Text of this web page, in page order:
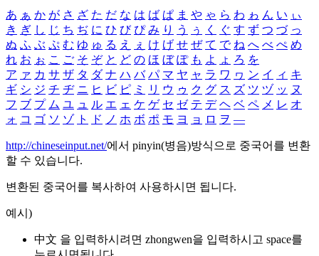
あ ぁ か が さ ざ た だ な は ば ぱ ま や ゃ ら わ ゎ ん い ぃ
き ぎ し じ ち ぢ に ひ び ぴ み り う ぅ く ぐ す ず つ づ っ
ぬ ふ ぶ ぷ む ゆ ゅ る え ぇ け げ せ ぜ て で ね へ べ ぺ め
れ お ぉ こ ご そ ぞ と ど の ほ ぼ ぽ も よ ょ ろ を
ア ァ カ サ ザ タ ダ ナ ハ バ パ マ ヤ ャ ラ ワ ヮ ン イ ィ キ
ギ シ ジ チ ヂ ニ ヒ ビ ピ ミ リ ウ ゥ ク グ ス ズ ツ ヅ ッ ヌ
フ ブ プ ム ユ ュ ル エ ェ ケ ゲ セ ゼ テ デ ヘ ベ ペ メ レ オ
ォ コ ゴ ソ ゾ ト ド ノ ホ ボ ポ モ ヨ ョ ロ ヲ ―
http://chineseinput.net/에서 pinyin(병음)방식으로 중국어를 변환
할 수 있습니다.
변환된 중국어를 복사하여 사용하시면 됩니다.
예시)
中文 을 입력하시려면 zhongwen을 입력하시고 space를